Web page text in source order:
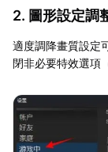
2. 圖形設定調
適度調降畫質設定
閉非必要特效選項